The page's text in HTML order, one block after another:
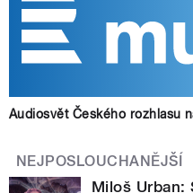
Audiosvět Českého rozhlasu
NEJPOSLOUCHANĚJŠÍ
Miloš Urban: